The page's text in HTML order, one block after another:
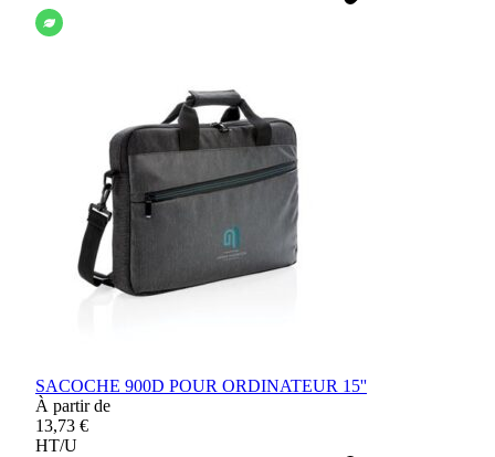
SACOCHE 900D POUR ORDINATEUR 15''
À partir de
13,73 €
HT/U